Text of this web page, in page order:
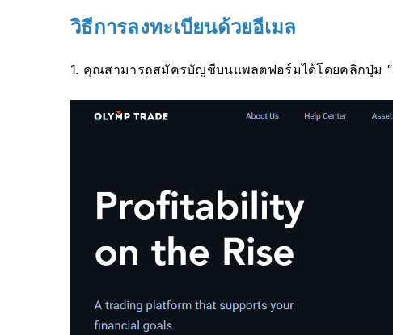
วิธีการลงทะเบียนด้วยอีเมล
1. คุณสามารถสมัครบัญชีบนแพลตฟอร์มได้โดยคลิกปุ่ม “